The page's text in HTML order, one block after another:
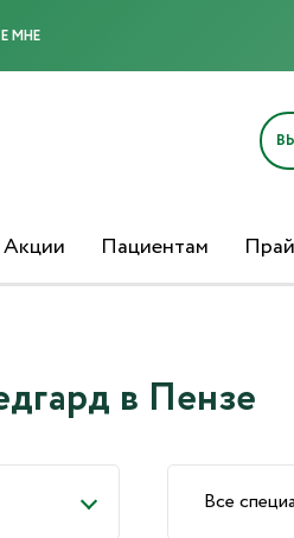
МНЕ
Акции Пациентам
в Пензе
Все